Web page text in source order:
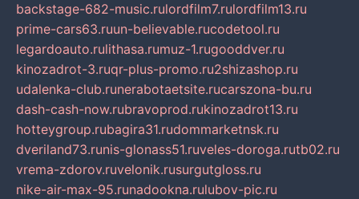
backstage-682-music.rulordfilm7.rulordfilm13.ru
prime-cars63.ruun-believable.rucodetool.ru
legardoauto.rulithasa.rumuz-1.rugooddver.ru
kinozadrot-3.ruqr-plus-promo.ru2shizashop.ru
udalenka-club.runerabotaetsite.rucarszona-bu.ru
dash-cash-now.rubravoprod.rukinozadrot13.ru
hotteygroup.rubagira31.rudommarketnsk.ru
dveriland73.runis-glonass51.ruveles-doroga.rutb02.ru
vrema-zdorov.ruvelonik.rusurgutgloss.ru
nike-air-max-95.runadookna.rulubov-pic.ru